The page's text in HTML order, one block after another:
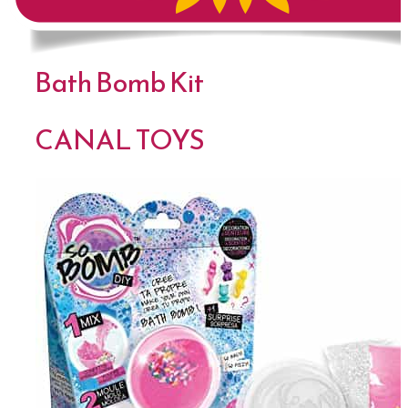
Bath Bomb Kit
CANAL TOYS